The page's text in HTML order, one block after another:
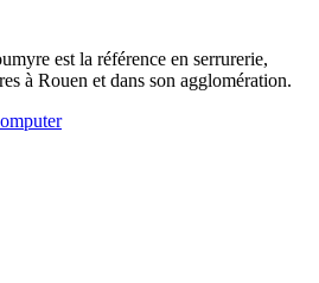
est la référence en serrurerie,
à Rouen et dans son agglomération.